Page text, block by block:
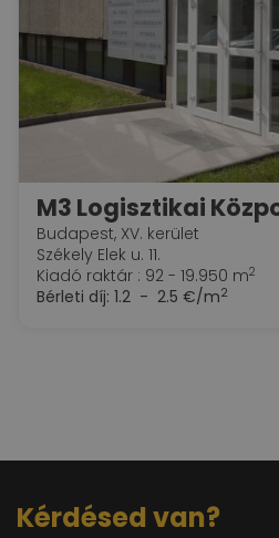
M3 Logisztikai
Budapest, XV. kerület
Székely Elek u. 11.
Kiadó raktár : 92 - 19.950 m2
Bérleti díj: 1.2 - 2.5 €/m2
Kérdésed van?